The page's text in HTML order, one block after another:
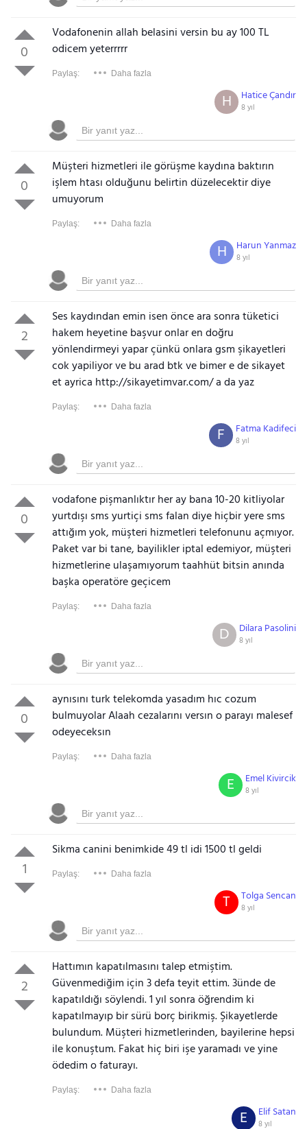
0
Vodafonenin allah belasini versin bu ay 100 TL
odicem yeterrrrr
Paylaş: Daha fazla
Hatice Çandır
8 yıl
H
0
Müşteri hizmetleri ile görüşme kaydına baktırın
işlem htası olduğunu belirtin düzelecektir diye
umuyorum
Paylaş: Daha fazla
Harun Yanmaz
8 yıl
H
2
Ses kaydından emin isen önce ara sonra tüketici
hakem heyetine başvur onlar en doğru
yönlendirmeyi yapar çünkü onlara gsm şikayetleri
cok yapiliyor ve bu arad btk ve bimer e de sikayet
et ayrica http://sikayetimvar.com/ a da yaz
Paylaş: Daha fazla
Fatma Kadifeci
8 yıl
F
0
vodafone pişmanlıktır her ay bana 10-20 kitliyolar
yurtdışı sms yurtiçi sms falan diye hiçbir yere sms
attığım yok, müşteri hizmetleri telefonunu açmıyor.
Paket var bi tane, bayilikler iptal edemiyor, müşteri
hizmetlerine ulaşamıyorum taahhüt bitsin anında
başka operatöre geçicem
Paylaş: Daha fazla
Dilara Pasolini
8 yıl
D
0
aynısını turk telekomda yasadım hıc cozum
bulmuyolar Alaah cezalarını versın o parayı malesef
odeyeceksın
Paylaş: Daha fazla
Emel Kivircik
8 yıl
E
1
Sikma canini benimkide 49 tl idi 1500 tl geldi
Paylaş: Daha fazla
Tolga Sencan
8 yıl
T
2
Hattımın kapatılmasını talep etmiştim.
Güvenmediğim için 3 defa teyit ettim. 3ünde de
kapatıldığı söylendi. 1 yıl sonra öğrendim ki
kapatılmayıp bir sürü borç birikmiş. Şikayetlerde
bulundum. Müşteri hizmetlerinden, bayilerine hepsi
ile konuştum. Fakat hiç biri işe yaramadı ve yine
ödedim o faturayı.
Paylaş: Daha fazla
Elif Satan
8 yıl
E